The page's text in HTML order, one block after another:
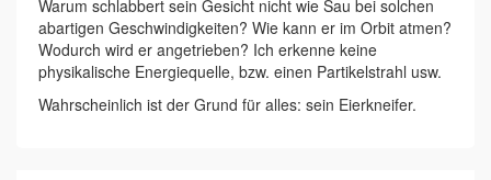
Warum schlabbert sein Gesicht nicht wie Sau bei solchen
abartigen Geschwindigkeiten? Wie kann er im Orbit atmen?
Wodurch wird er angetrieben? Ich erkenne keine
physikalische Energiequelle, bzw. einen Partikelstrahl usw.
Wahrscheinlich ist der Grund für alles: sein Eierkneifer.